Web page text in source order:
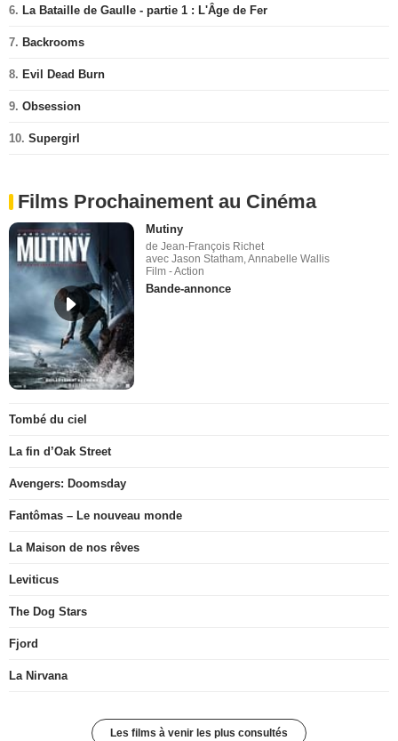
6. La Bataille de Gaulle - partie 1 : L'Âge de Fer
7. Backrooms
8. Evil Dead Burn
9. Obsession
10. Supergirl
Films Prochainement au Cinéma
Mutiny
de Jean-François Richet
avec Jason Statham, Annabelle Wallis
Film - Action
Bande-annonce
Tombé du ciel
La fin d’Oak Street
Avengers: Doomsday
Fantômas – Le nouveau monde
La Maison de nos rêves
Leviticus
The Dog Stars
Fjord
La Nirvana
Les films à venir les plus consultés